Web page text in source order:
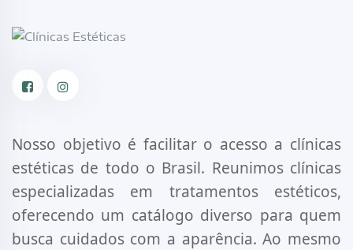
Nosso objetivo é facilitar o acesso a clínicas
estéticas de todo o Brasil. Reunimos clínicas
especializadas em tratamentos estéticos,
oferecendo um catálogo diverso para quem
busca cuidados com a aparência. Ao mesmo